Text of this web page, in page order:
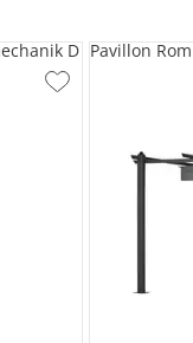
D Pavillon Rom